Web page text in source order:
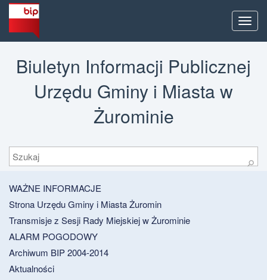
Menu
Biuletyn Informacji Publicznej
Urzędu Gminy i Miasta w
Żurominie
Szukaj
⚲
WAŻNE INFORMACJE
Strona Urzędu Gminy i Miasta Żuromin
Transmisje z Sesji Rady Miejskiej w Żurominie
ALARM POGODOWY
Archiwum BIP 2004-2014
Aktualności